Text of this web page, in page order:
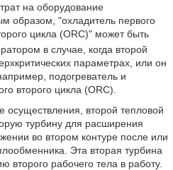
на оборудование
образом, ʺохладитель первого
цикла (ORC)ʺ может быть
в случае, когда второй
параметрах, или он
подогреватель и
второго цикла (ORC).
осуществления, второй тепловой
турбину для расширения
во втором контуре после или
Эта вторая турбина
второго рабочего тела в работу.